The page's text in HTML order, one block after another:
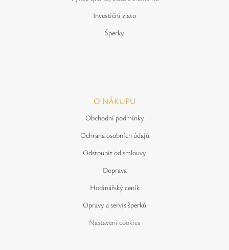
Investiční zlato
Šperky
O NÁKUPU
Obchodní podmínky
Ochrana osobních údajů
Odstoupit od smlouvy
Doprava
Hodinářský ceník
Opravy a servis šperků
Nastavení cookies